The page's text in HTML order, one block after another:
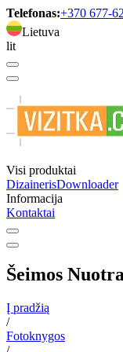
Telefonas:+370 677-
Lietuva
lit
Visi produktai
DizainerisDownloader
Informacija
Kontaktai
Šeimos
Į pradžią
/
Fotoknygos